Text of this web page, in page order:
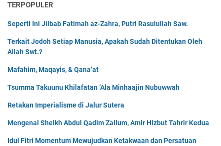
TERPOPULER
Seperti Ini Jilbab Fatimah az-Zahra, Putri Rasulullah Saw.
Terkait Jodoh Setiap Manusia, Apakah Sudah Ditentukan Oleh
Allah Swt.?
Mafahim, Maqayis, & Qana’at
Tsumma Takuunu Khilafatan ‘Ala Minhaajin Nubuwwah
Retakan Imperialisme di Jalur Sutera
Mengenal Sheikh Abdul Qadim Zallum, Amir Hizbut Tahrir Kedua
Idul Fitri Momentum Mewujudkan Ketakwaan dan Persatuan